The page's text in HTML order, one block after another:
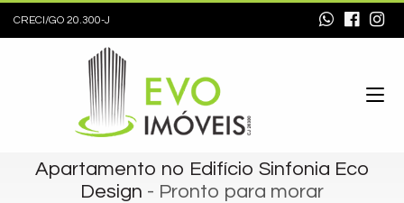
CRECI/GO 20.300-J
Apartamento no Edifício Sinfonia Eco
Design - Pronto para morar